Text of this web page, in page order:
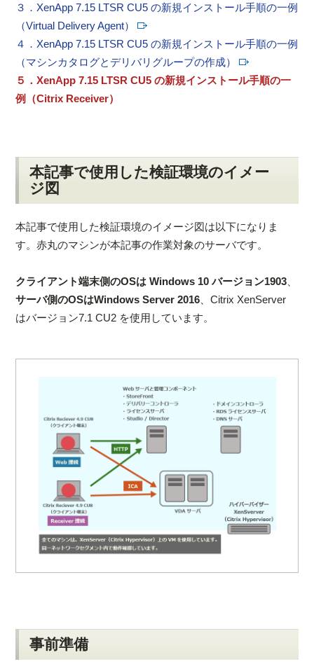
３．XenApp 7.15 LTSR CU5 の新規インストール手順の一例
（Virtual Delivery Agent）
４．XenApp 7.15 LTSR CU5 の新規インストール手順の一例
（マシンカタログとデリバリグループの作成）
５．XenApp 7.15 LTSR CU5 の新規インストール手順の一
例（Citrix Receiver）
本記事で使用した検証環境のイメー
ジ図
本記事で使用した検証環境のイメージ図は以下になりま
す。赤丸のマシンが本記事の作業対象のサーバです。
クライアント端末側のOSは Windows 10 バージョン1903
サーバ側のOSはWindows Server 2016 、Citrix XenServer
はバージョン7.1 CU2 を使用しています。
事前準備